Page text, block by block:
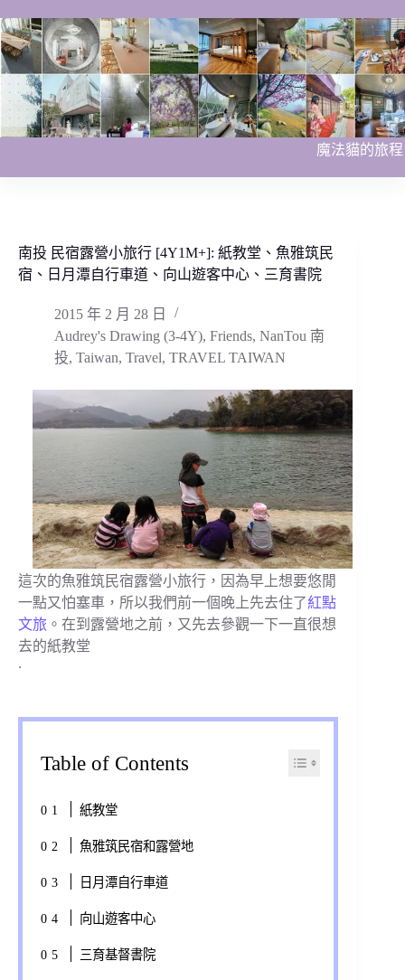
至
主
要
內
容
魔法貓的旅程
南投 民宿露營小旅行 [4Y1M+]: 紙教堂、魚雅筑民
宿、日月潭自行車道、向山遊客中心、三育書院
2015 年 2 月 28 日
Audrey's Drawing (3-4Y), Friends, NanTou 南
投, Taiwan, Travel, TRAVEL TAIWAN
這次的魚雅筑民宿露營小旅行，因為早上想要悠閒
一點又怕塞車，所以我們前一個晚上先去住了紅點
文旅 。在到露營地之前，又先去參觀一下一直很想
去的紙教堂
.
Table of Contents
紙教堂
魚雅筑民宿和露營地
日月潭自行車道
向山遊客中心
三育基督書院